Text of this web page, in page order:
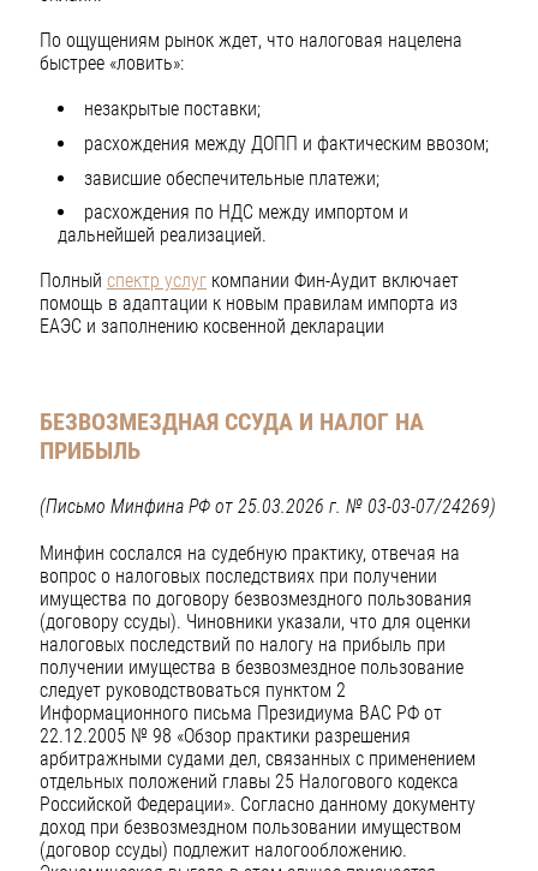
По ощущениям рынок ждет, что налоговая нацелена
быстрее «ловить»:
незакрытые поставки;
расхождения между ДОПП и фактическим ввозом;
зависшие обеспечительные платежи;
расхождения по НДС между импортом и
дальнейшей реализацией.
Полный спектр услуг компании Фин-Аудит включает
помощь в адаптации к новым правилам импорта из
ЕАЭС и заполнению косвенной декларации
БЕЗВОЗМЕЗДНАЯ ССУДА И НАЛОГ НА
ПРИБЫЛЬ
(Письмо Минфина РФ от 25.03.2026 г. № 03-03-07/24269)
Минфин сослался на судебную практику, отвечая на
вопрос о налоговых последствиях при получении
имущества по договору безвозмездного пользования
(договору ссуды). Чиновники указали, что для оценки
налоговых последствий по налогу на прибыль при
получении имущества в безвозмездное пользование
следует руководствоваться пунктом 2
Информационного письма Президиума ВАС РФ от
22.12.2005 № 98 «Обзор практики разрешения
арбитражными судами дел, связанных с применением
отдельных положений главы 25 Налогового кодекса
Российской Федерации». Согласно данному документу
доход при безвозмездном пользовании имуществом
(договор ссуды) подлежит налогообложению.